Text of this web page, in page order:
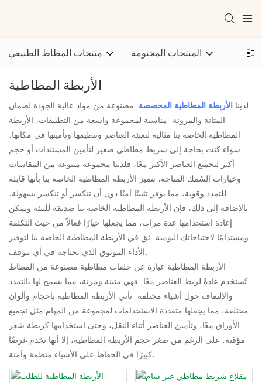
منتجات المطاط الطبيعي المنتجات المختومة
الأربطة المطاطية
لدينا الأربطة المطاطية المخصصة مصنوعة من مواد عالية الجودة لضمان
المتانة والمرونة. مناسبة لمجموعة واسعة من التطبيقات، الأربطة
المطاطية الخاصة بنا مثالية لتعبئة العناصر وتنظيمها وتأمينها في مكانها.
سواء كنت بحاجة إلى شريط مطاطي صغير لتأمين المستندات أو حجم
أكبر لتجميع العناصر الأكبر معًا، فلدينا مجموعة متنوعة من المقاسات
وخيارات السُمك المتاحة. تتميز الأربطة المطاطية الخاصة بنا بأنها قابلة
للتمدد وقوية، مما يوفر تثبيتًا آمنًا دون أن تنكسر أو تنكسر بسهولة.
بالإضافة إلى ذلك، فإن الأربطة المطاطية الخاصة بنا صديقة للبيئة ويمكن
إعادة استخدامها عدة مرات، مما يجعلها خيارًا فعالاً من حيث التكلفة
ومستدامًا لاحتياجاتك اليومية. ثق في الأربطة المطاطية الخاصة بنا لتوفير
الأداء الموثوق الذي تحتاجه في أي موقف.
الأربطة المطاطية عبارة عن حلقات مطاطية مصنوعة من المطاط
تُستخدم عادةً لربط العناصر معًا. فهي متينة ومرنة، مما يسمح لها بالتمدد
والالتفاف حول أشياء مختلفة. تأتي الأربطة المطاطية بأحجام وألوان
مختلفة، مما يجعلها متعددة الاستخدامات لمجموعة من المهام مثل تجميع
الأوراق معًا، وتأمين العناصر أثناء النقل، وحتى استخدامها كربطة شعر
مؤقتة. على الرغم من صغر حجم الأربطة المطاطية، إلا أنها تخدم غرضًا
كبيرًا في الحفاظ على الأشياء منظمة وآمنة.